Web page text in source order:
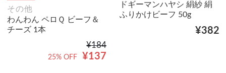
その他
わんわん ペロＱ ビーフ＆
チーズ 1本
¥184
¥137
25% OFF
ドギーマンハヤシ 絹紗 絹
ふりかけビーフ 50g
¥382